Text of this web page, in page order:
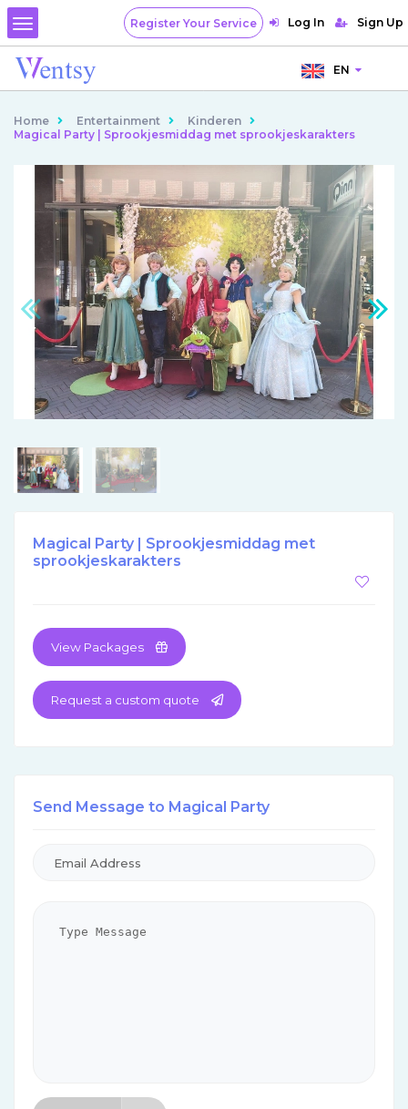
Sign Up
Log In
Register Your Service
EN
Home Entertainment
Kinderen
Magical Party | Sprookjesmiddag met sprookjeskarakters
Magical Party | Sprookjesmiddag met
sprookjeskarakters
View Packages
Request a custom quote
Send Message to Magical Party